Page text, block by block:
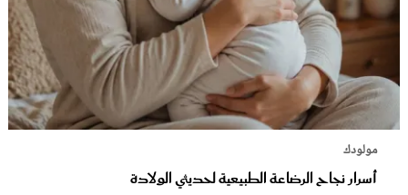
مولودك
أسرار نجاح الرضاعة الطبيعية لحديثي الولادة